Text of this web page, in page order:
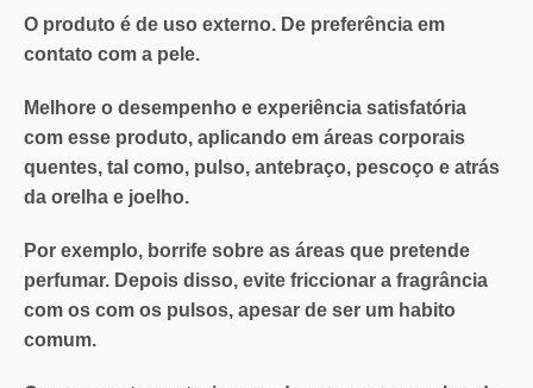
O produto é de uso externo. De preferência em
contato com a pele.
Melhore o desempenho e experiência satisfatória
com esse produto, aplicando em áreas corporais
quentes, tal como, pulso, antebraço, pescoço e atrás
da orelha e joelho.
Por exemplo, borrife sobre as áreas que pretende
perfumar. Depois disso, evite friccionar a fragrância
com os com os pulsos, apesar de ser um habito
comum.